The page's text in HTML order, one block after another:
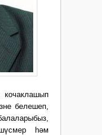
кочаклашып
белешеп,
һәм